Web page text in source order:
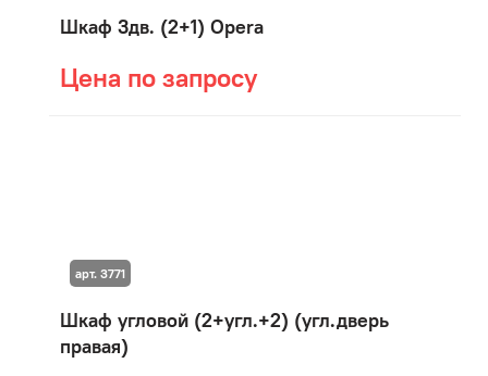
Шкаф 3дв. (2+1) Opera
Цена по запросу
Шкаф угловой (2+угл.+2) (угл.дверь
правая)
арт. 3771